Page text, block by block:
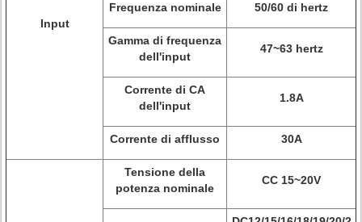
Input
Frequenza nominale 50/60 di hertz
Gamma di frequenza
dell'input
47~63 hertz
Corrente di CA
dell'input
1.8A
Corrente di afflusso 30A
Tensione della
potenza nominale
CC 15~20V